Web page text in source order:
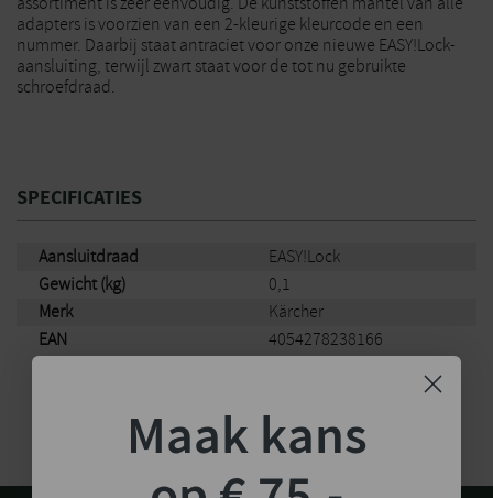
adapters is voorzien van een 2-kleurige kleurcode en een
nummer. Daarbij staat antraciet voor onze nieuwe EASY!Lock-
aansluiting, terwijl zwart staat voor de tot nu gebruikte
schroefdraad.
SPECIFICATIES
Aansluitdraad
EASY!Lock
Gewicht (kg)
0,1
Merk
Kärcher
EAN
4054278238166
Maak kans